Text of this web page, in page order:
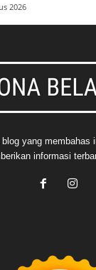
2026
yang membahas
informasi